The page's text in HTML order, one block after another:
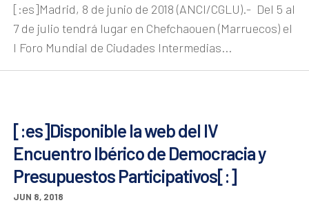
[:es]Madrid, 8 de junio de 2018 (ANCI/CGLU).- Del 5 al
7 de julio tendrá lugar en Chefchaouen (Marruecos) el
I Foro Mundial de Ciudades Intermedias...
[:es]Disponible la web del IV
Encuentro Ibérico de Democracia y
Presupuestos Participativos[:]
JUN 8, 2018